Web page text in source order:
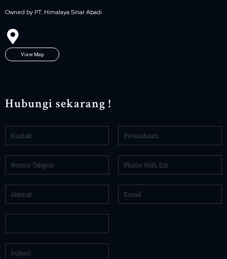
Owned by PT. Himalaya Sinar Abadi
View Map
Hubungi sekarang !